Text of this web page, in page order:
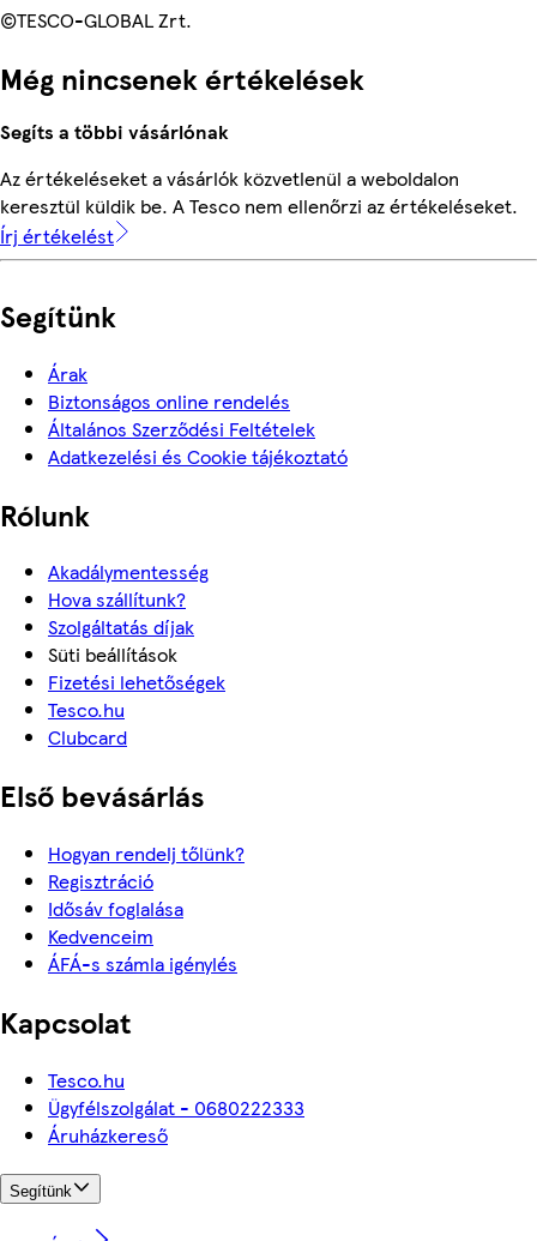
©TESCO-GLOBAL Zrt.
Még nincsenek értékelések
Segíts a többi vásárlónak
Az értékeléseket a vásárlók közvetlenül a weboldalon
keresztül küldik be. A Tesco nem ellenőrzi az értékeléseket.
Írj értékelést
Segítünk
Árak
Biztonságos online rendelés
Általános Szerződési Feltételek
Adatkezelési és Cookie tájékoztató
Rólunk
Akadálymentesség
Hova szállítunk?
Szolgáltatás díjak
Süti beállítások
Fizetési lehetőségek
Tesco.hu
Clubcard
Első bevásárlás
Hogyan rendelj tőlünk?
Regisztráció
Idősáv foglalása
Kedvenceim
ÁFÁ-s számla igénylés
Kapcsolat
Tesco.hu
Ügyfélszolgálat - 0680222333
Áruházkereső
Segítünk